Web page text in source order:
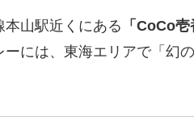
山駅近くにある 「CoCo
には、東海エリアで「幻